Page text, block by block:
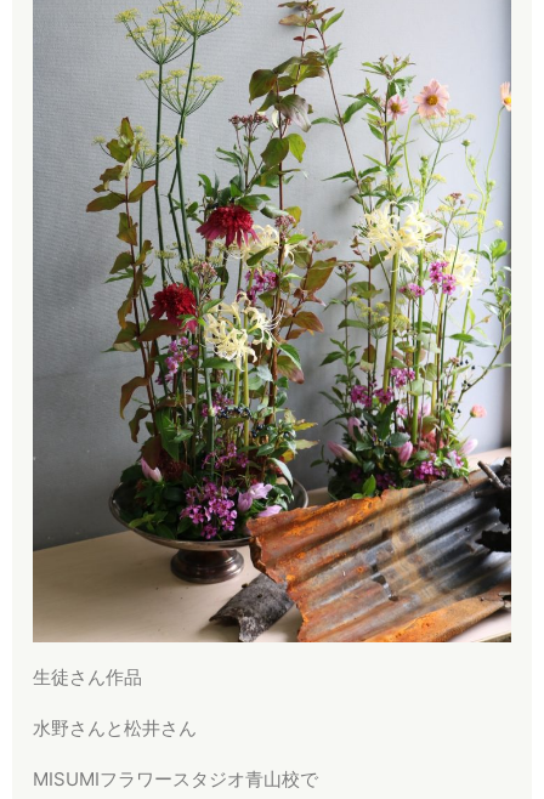
生徒さん作品
水野さんと松井さん
MISUMIフラワースタジオ青山校で